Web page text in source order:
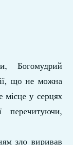
Богомудрий
що не можна
у серцях
зло виривав